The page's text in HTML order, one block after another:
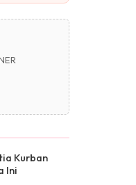
Kurban
Ini